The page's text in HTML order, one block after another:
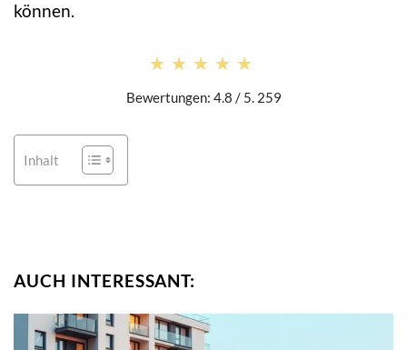
können.
★★★★★
★★★★★
Bewertungen: 4.8 / 5. 259
Inhalt
AUCH INTERESSANT: